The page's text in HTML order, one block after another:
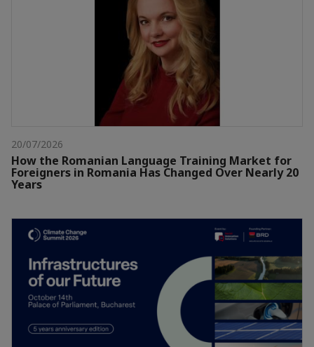
20/07/2026
How the Romanian Language Training Market for
Foreigners in Romania Has Changed Over Nearly 20
Years